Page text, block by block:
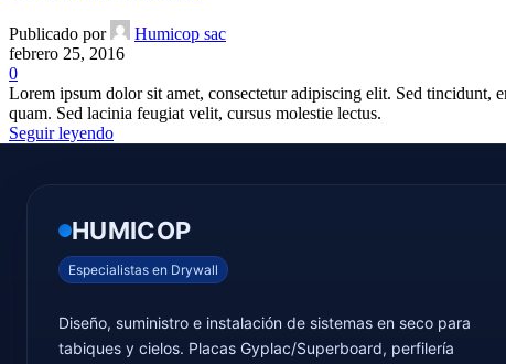
Publicado por
Humicop sac
febrero 25, 2016
0
Lorem ipsum dolor sit amet, consectetur adipiscing elit. Sed tincidunt,
quam. Sed lacinia feugiat velit, cursus molestie lectus.
Seguir leyendo
HUMICOP
Especialistas en Drywall
Diseño, suministro e instalación de sistemas en seco para
tabiques y cielos. Placas Gyplac/Superboard, perfilería